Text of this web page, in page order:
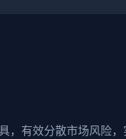
，有效分散市场风险，